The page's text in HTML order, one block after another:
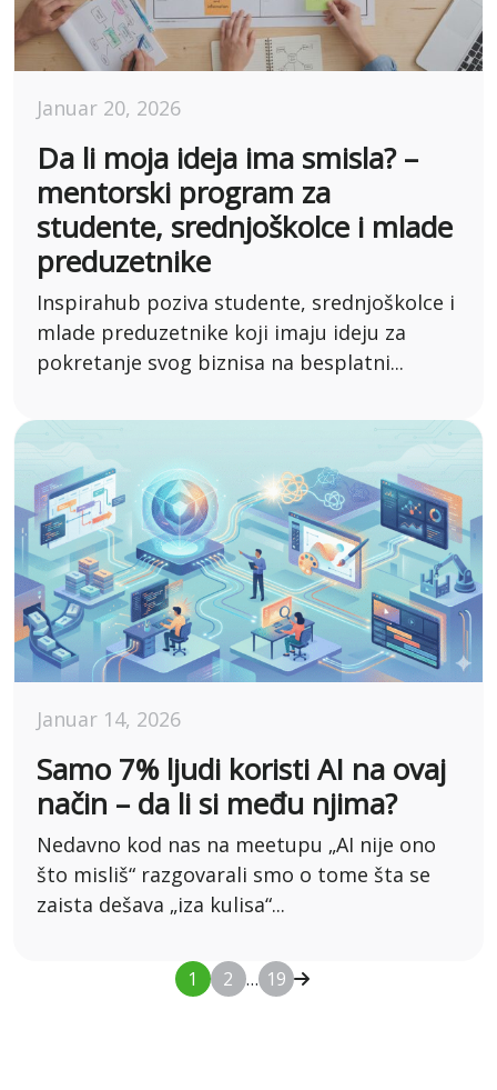
Januar 20, 2026
Da li moja ideja ima smisla? –
mentorski program za
studente, srednjoškolce i mlade
preduzetnike
Inspirahub poziva studente, srednjoškolce i
mlade preduzetnike koji imaju ideju za
pokretanje svog biznisa na besplatni...
Januar 14, 2026
Samo 7% ljudi koristi AI na ovaj
način – da li si među njima?
Nedavno kod nas na meetupu „AI nije ono
što misliš“ razgovarali smo o tome šta se
zaista dešava „iza kulisa“...
1 2 … 19